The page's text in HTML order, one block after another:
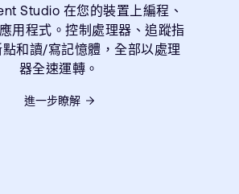
Studio 在您的裝置上編程、
用程式。控制處理器、追蹤指
和讀/寫記憶體，全部以處理
器全速運轉。
進一步瞭解